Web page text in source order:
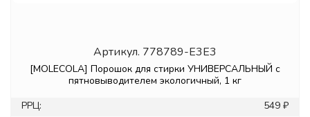
Артикул. 778789-E3E3
[MOLECOLA] Порошок для стирки УНИВЕРСАЛЬНЫЙ с
пятновыводителем экологичный, 1 кг
РРЦ:
549 ₽